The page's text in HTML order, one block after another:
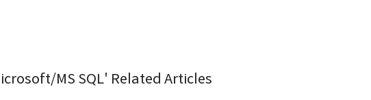
MS SQL' Related Articles